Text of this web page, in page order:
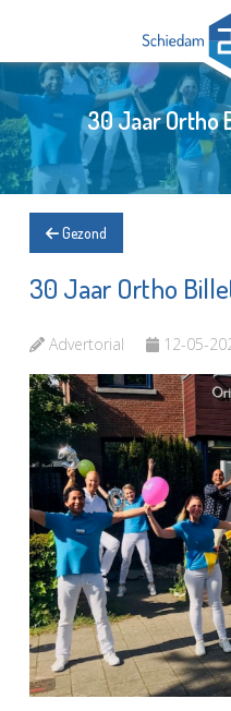
30 Jaar Ortho
Gezond
30 Jaar Ortho
Advertorial 12-05-